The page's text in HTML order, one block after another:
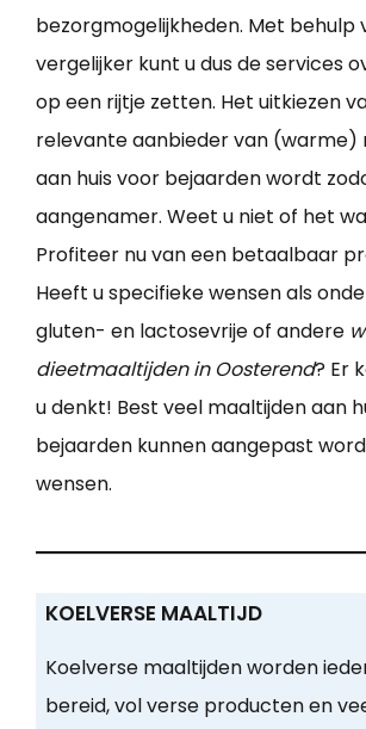
bezorgmogelijkheden. Met behulp
vergelijker kunt u dus de services
op een rijtje zetten. Het uitkiezen
relevante aanbieder van (warme)
aan huis voor bejaarden wordt
aangenamer. Weet u niet of het
Profiteer nu van een betaalbaar
Heeft u specifieke wensen als
gluten- en lactosevrije of andere
dieetmaaltijden in Oosterend? Er
u denkt! Best veel maaltijden aan
bejaarden kunnen aangepast
wensen.
KOELVERSE MAALTIJD
Koelverse maaltijden worden
bereid, vol verse producten en